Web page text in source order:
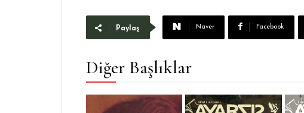
Paylaş Naver Facebook
Diğer Başlıklar